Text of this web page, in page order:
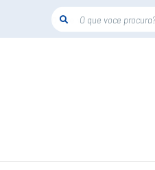
O que voce procura?